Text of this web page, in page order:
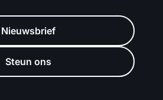
Nieuwsbrief
Steun ons